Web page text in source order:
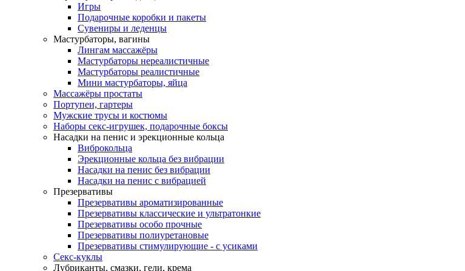
Игры
Подарочные коробки и пакеты
Сувениры и леденцы
Мастурбаторы, вагины
Лингам массажёры
Мастурбаторы нереалистичные
Мастурбаторы реалистичные
Мини мастурбаторы, яйца
Массажёры простаты
Портупеи, гартеры
Мужские трусы и костюмы
Наборы секс-игрушек, подарочные боксы
Насадки на пенис и эрекционные кольца
Виброкольца
Эрекционные кольца без вибрации
Насадки на пенис без вибрации
Насадки на пенис с вибрацией
Презервативы
Презервативы ароматизированные
Презервативы классические и ультратонкие
Презервативы особо прочные
Презервативы полиуретановые
Презервативы стимулирующие - с усиками
Секс-куклы
Лубриканты, смазки, гели, крема